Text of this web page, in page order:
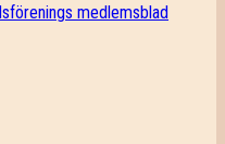
medlemsblad